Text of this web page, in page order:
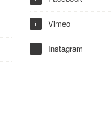
i Vimeo
Instagram